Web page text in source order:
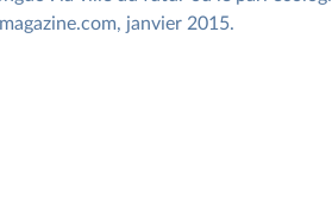
janvier 2015.